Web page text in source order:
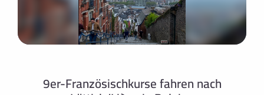
9er-Französischkurse fahren nach